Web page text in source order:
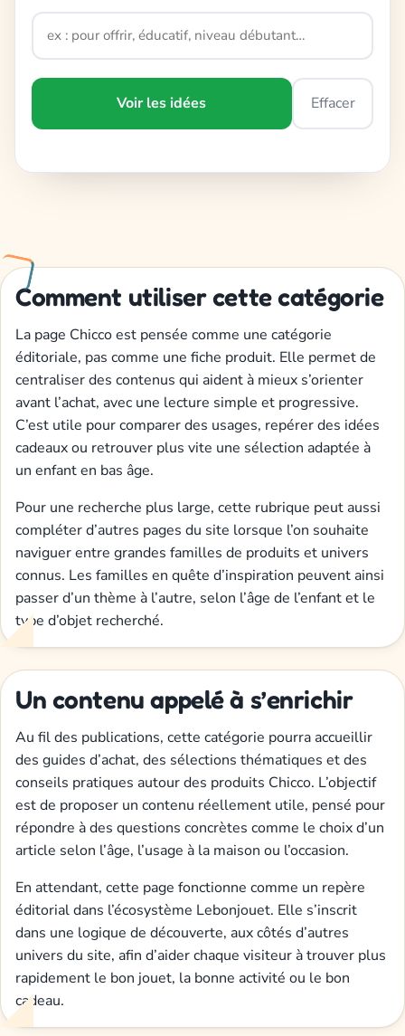
Voir les idées Effacer
Comment utiliser cette catégorie
La page Chicco est pensée comme une catégorie
éditoriale, pas comme une fiche produit. Elle permet de
centraliser des contenus qui aident à mieux s’orienter
avant l’achat, avec une lecture simple et progressive.
C’est utile pour comparer des usages, repérer des idées
cadeaux ou retrouver plus vite une sélection adaptée à
un enfant en bas âge.
Pour une recherche plus large, cette rubrique peut aussi
compléter d’autres pages du site lorsque l’on souhaite
naviguer entre grandes familles de produits et univers
connus. Les familles en quête d’inspiration peuvent ainsi
passer d’un thème à l’autre, selon l’âge de l’enfant et le
type d’objet recherché.
Un contenu appelé à s’enrichir
Au fil des publications, cette catégorie pourra accueillir
des guides d’achat, des sélections thématiques et des
conseils pratiques autour des produits Chicco. L’objectif
est de proposer un contenu réellement utile, pensé pour
répondre à des questions concrètes comme le choix d’un
article selon l’âge, l’usage à la maison ou l’occasion.
En attendant, cette page fonctionne comme un repère
éditorial dans l’écosystème Lebonjouet. Elle s’inscrit
dans une logique de découverte, aux côtés d’autres
univers du site, afin d’aider chaque visiteur à trouver plus
rapidement le bon jouet, la bonne activité ou le bon
cadeau.